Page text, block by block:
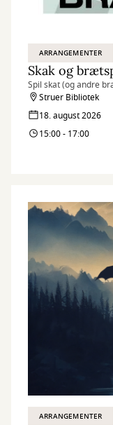
ARRANGEMENTER
Skak og
Spil skat (og andre
Struer Bibliotek
18. august 2026
15:00 - 17:00
ARRANGEMENTER